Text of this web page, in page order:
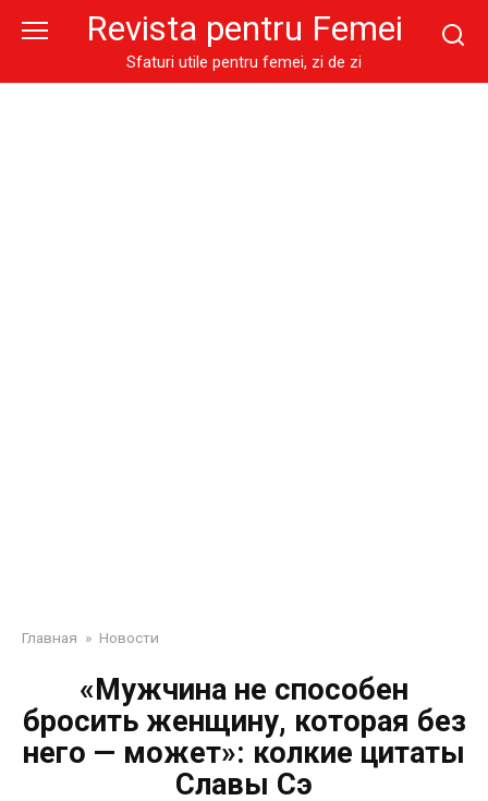
Revista pentru Femei
Sfaturi utile pentru femei, zi de zi
Главная » Новости
«Мужчина не способен
бросить женщину, которая без
него — может»: колкие цитаты
Славы Сэ